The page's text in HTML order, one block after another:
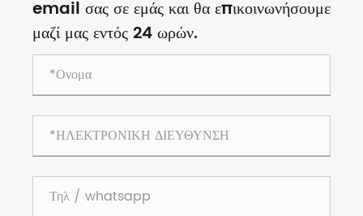
email σας σε εμάς και θα επικοινωνήσουμε
μαζί μας εντός 24 ωρών.